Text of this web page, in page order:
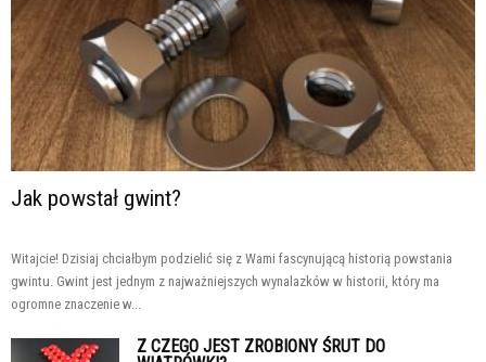
Jak powstał gwint?
Witajcie! Dzisiaj chciałbym podzielić się z Wami fascynującą historią powstania
gwintu. Gwint jest jednym z najważniejszych wynalazków w historii, który ma
ogromne znaczenie w...
Z CZEGO JEST ZROBIONY ŚRUT DO